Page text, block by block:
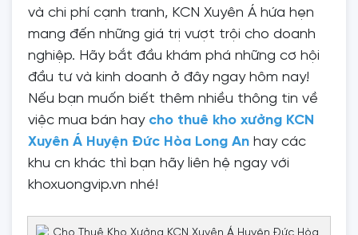
và chi phí cạnh tranh, KCN Xuyên Á hứa hẹn
mang đến những giá trị vượt trội cho doanh
nghiệp. Hãy bắt đầu khám phá những cơ hội
đầu tư và kinh doanh ở đây ngay hôm nay!
Nếu bạn muốn biết thêm nhiều thông tin về
việc mua bán hay cho thuê kho xưởng KCN
Xuyên Á Huyện Đức Hòa Long An hay các
khu cn khác thì bạn hãy liên hệ ngay với
khoxuongvip.vn nhé!